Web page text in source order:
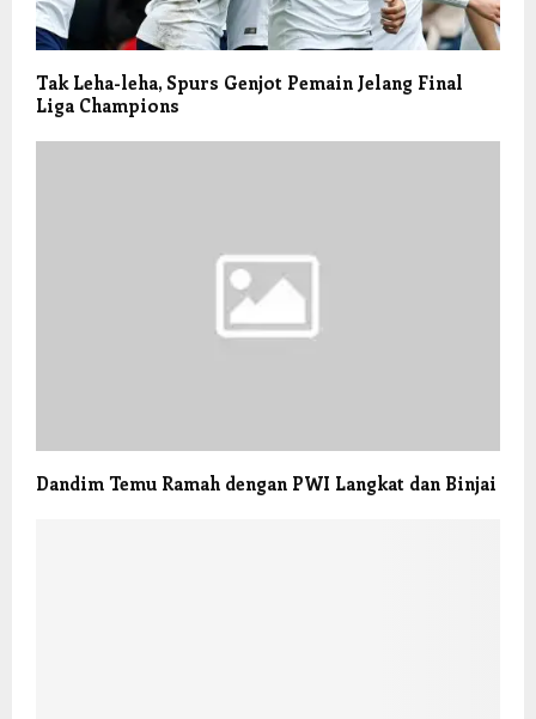
Tak Leha-leha, Spurs Genjot Pemain Jelang Final
Liga Champions
Dandim Temu Ramah dengan PWI Langkat dan Binjai